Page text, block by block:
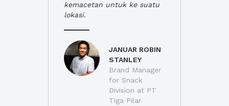
kemacetan untuk ke suatu
lokasi.
JANUAR ROBIN
STANLEY
Brand Manager
for Snack
Division at PT
Tiga Pilar